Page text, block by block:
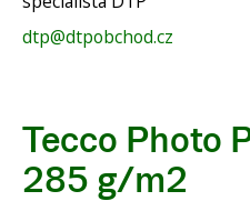
dtp@dtpobchod.cz
Tecco Photo
285 g/m2